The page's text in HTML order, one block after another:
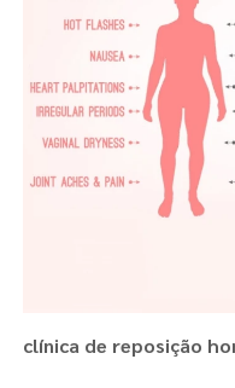
clínica de reposição